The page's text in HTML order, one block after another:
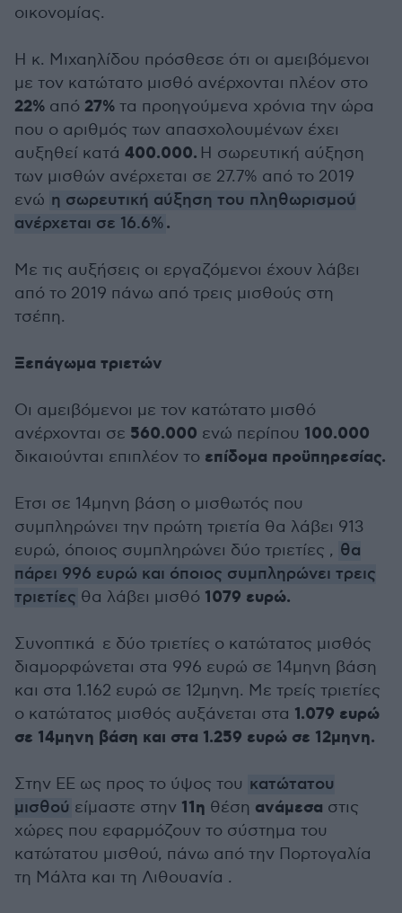
οικονομίας.
Η κ. Μιχαηλίδου πρόσθεσε ότι οι αμειβόμενοι
με τον κατώτατο μισθό ανέρχονται πλέον στο
22% από 27% τα προηγούμενα χρόνια την ώρα
που ο αριθμός των απασχολουμένων έχει
αυξηθεί κατά 400.000. Η σωρευτική αύξηση
των μισθών ανέρχεται σε 27.7% από το 2019
ενώ η σωρευτική αύξηση του πληθωρισμού
ανέρχεται σε 16.6%.
Με τις αυξήσεις οι εργαζόμενοι έχουν λάβει
από το 2019 πάνω από τρεις μισθούς στη
τσέπη.
Ξεπάγωμα τριετών
Οι αμειβόμενοι με τον κατώτατο μισθό
ανέρχονται σε 560.000 ενώ περίπου 100.000
δικαιούνται επιπλέον το επίδομα προϋπηρεσίας.
Ετσι σε 14μηνη βάση ο μισθωτός που
συμπληρώνει την πρώτη τριετία θα λάβει 913
ευρώ, όποιος συμπληρώνει δύο τριετίες , θα
πάρει 996 ευρώ και όποιος συμπληρώνει τρεις
τριετίες θα λάβει μισθό 1079 ευρώ.
Συνοπτικά ε δύο τριετίες ο κατώτατος μισθός
διαμορφώνεται στα 996 ευρώ σε 14μηνη βάση
και στα 1.162 ευρώ σε 12μηνη. Με τρείς τριετίες
ο κατώτατος μισθός αυξάνεται στα 1.079 ευρώ
σε 14μηνη βάση και στα 1.259 ευρώ σε 12μηνη.
Στην ΕΕ ως προς το ύψος του κατώτατου
μισθού είμαστε στην 11η θέση ανάμεσα στις
χώρες που εφαρμόζουν το σύστημα του
κατώτατου μισθού, πάνω από την Πορτογαλία
τη Μάλτα και τη Λιθουανία .